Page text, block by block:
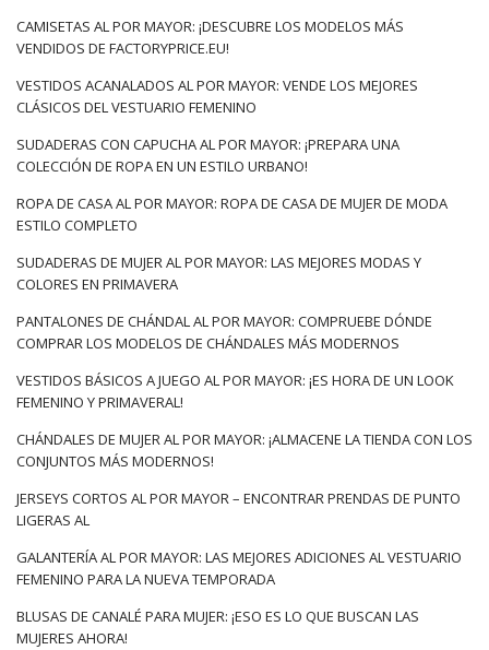
CAMISETAS AL POR MAYOR: ¡DESCUBRE LOS MODELOS MÁS
VENDIDOS DE FACTORYPRICE.EU!
VESTIDOS ACANALADOS AL POR MAYOR: VENDE LOS MEJORES
CLÁSICOS DEL VESTUARIO FEMENINO
SUDADERAS CON CAPUCHA AL POR MAYOR: ¡PREPARA UNA
COLECCIÓN DE ROPA EN UN ESTILO URBANO!
ROPA DE CASA AL POR MAYOR: ROPA DE CASA DE MUJER DE MODA
ESTILO COMPLETO
SUDADERAS DE MUJER AL POR MAYOR: LAS MEJORES MODAS Y
COLORES EN PRIMAVERA
PANTALONES DE CHÁNDAL AL POR MAYOR: COMPRUEBE DÓNDE
COMPRAR LOS MODELOS DE CHÁNDALES MÁS MODERNOS
VESTIDOS BÁSICOS A JUEGO AL POR MAYOR: ¡ES HORA DE UN LOOK
FEMENINO Y PRIMAVERAL!
CHÁNDALES DE MUJER AL POR MAYOR: ¡ALMACENE LA TIENDA CON LOS
CONJUNTOS MÁS MODERNOS!
JERSEYS CORTOS AL POR MAYOR – ENCONTRAR PRENDAS DE PUNTO
LIGERAS AL
GALANTERÍA AL POR MAYOR: LAS MEJORES ADICIONES AL VESTUARIO
FEMENINO PARA LA NUEVA TEMPORADA
BLUSAS DE CANALÉ PARA MUJER: ¡ESO ES LO QUE BUSCAN LAS
MUJERES AHORA!